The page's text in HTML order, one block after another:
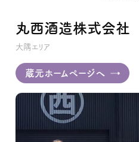
丸西酒造株式会
大隅エリア
蔵元ホームページへ